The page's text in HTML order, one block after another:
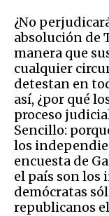
¿No
absolución de
manera que
cualquier
detestan en
así, ¿por qué
proceso
Sencillo:
los
encuesta de
el país son los
demócratas
republicanos